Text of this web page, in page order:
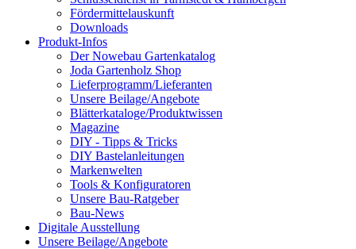
Fördermittelauskunft
Downloads
Produkt-Infos
Der Nowebau Gartenkatalog
Joda Gartenholz Shop
Lieferprogramm/Lieferanten
Unsere Beilage/Angebote
Blätterkataloge/Produktwissen
Magazine
DIY - Tipps & Tricks
DIY Bastelanleitungen
Markenwelten
Tools & Konfiguratoren
Unsere Bau-Ratgeber
Bau-News
Digitale Ausstellung
Unsere Beilage/Angebote